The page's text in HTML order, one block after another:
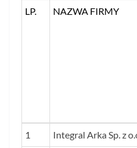
LP. NAZWA FIRMY
LP.
NAZWA FIRMY
1 Integral Arka Sp. z